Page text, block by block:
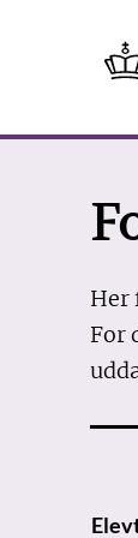
Her
For